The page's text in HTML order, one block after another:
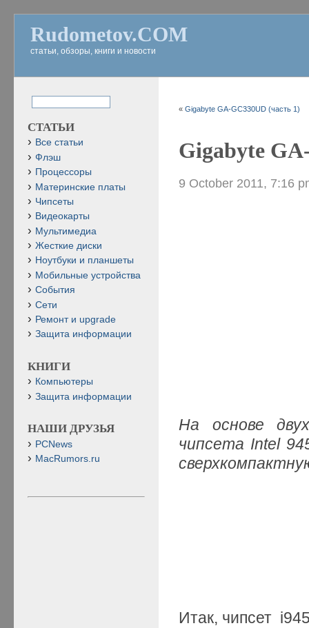
Rudometov.COM
статьи, обзоры, книги и новости
«Gigabyte GA-GC330UD (часть 1)
Gigabyte
9 October 2011, 7:16
На основе
чипсета Intel
Итак, чипсет
СТАТЬИ
Все статьи
Флэш
Процессоры
Материнские платы
Чипсеты
Видеокарты
Мультимедиа
Жесткие диски
Ноутбуки и планшеты
Мобильные устройства
События
Сети
Ремонт и upgrade
Защита информации
КНИГИ
Компьютеры
Защита информации
НАШИ ДРУЗЬЯ
PCNews
MacRumors.ru